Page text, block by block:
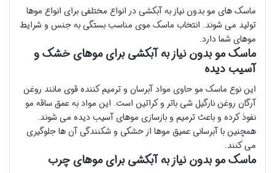
ماسک های مو بدون نیاز به آبکشی در انواع مختلفی برای انواع موها
تولید می شوند. انتخاب ماسک موی مناسب بستگی به جنس و شرایط
موهای شما دارد.
ماسک مو بدون نیاز به آبکشی برای موهای خشک و
آسیب دیده
این نوع ماسک مو حاوی مواد آبرسان و ترمیم کننده قوی مانند روغن
آرگان روغن نارگیل شی باتر و کراتین است. این مواد به عمق ساقه مو
نفوذ کرده و باعث ترمیم و بازسازی موهای آسیب دیده می شوند.
همچنین با آبرسانی عمیق موها از خشکی و شکنندگی آن ها جلوگیری
می کنند.
ماسک مو بدون نیاز به آبکشی برای موهای چرب